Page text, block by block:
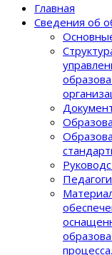
Главная
Сведения об